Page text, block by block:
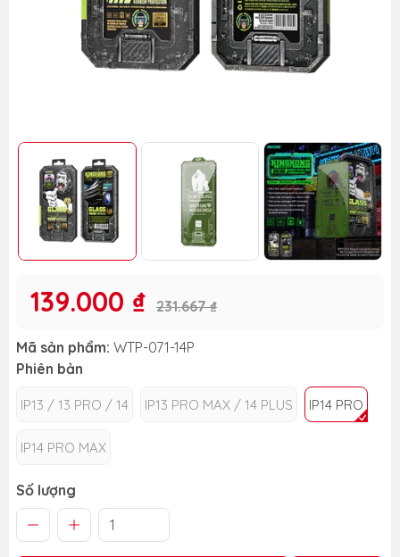
139.000 ₫ 231.667 ₫
Mã sản phẩm: WTP-071-14P
Phiên bản
IP13 / 13 PRO / 14 IP13 PRO MAX / 14 PLUS IP14 PRO
IP14 PRO MAX
Số lượng